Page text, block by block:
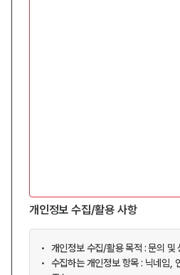
개인정보 수집/활용 사항
개인정보 수집/활용 목적 : 문의 및
수집하는 개인정보 항목 : 닉네임,